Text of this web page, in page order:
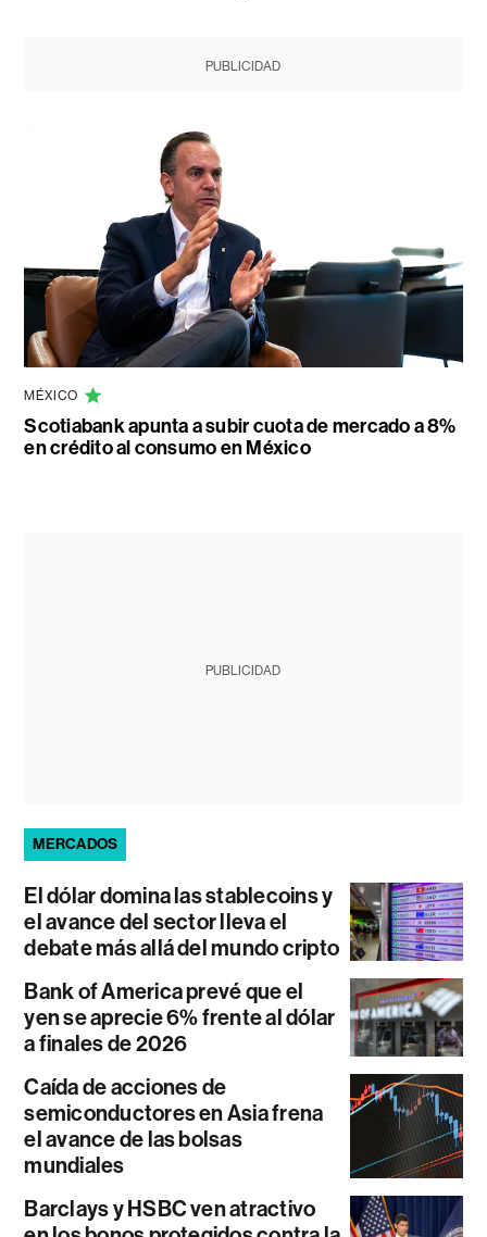
PUBLICIDAD
MÉXICO
Scotiabank apunta a subir cuota de mercado a 8%
en crédito al consumo en México
PUBLICIDAD
MERCADOS
El dólar domina las stablecoins y
el avance del sector lleva el
debate más allá del mundo cripto
Bank of America prevé que el
yen se aprecie 6% frente al dólar
a finales de 2026
Caída de acciones de
semiconductores en Asia frena
el avance de las bolsas
mundiales
Barclays y HSBC ven atractivo